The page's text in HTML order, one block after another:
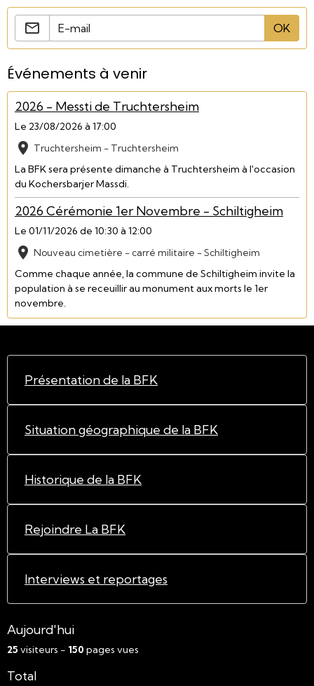
OK
Événements à venir
2026 - Messti de Truchtersheim
Le 23/08/2026 à 17:00
Truchtersheim - Truchtersheim
La BFK sera présente dimanche à Truchtersheim à l'occasion
du Kochersbarjer Massdi.
2026 Cérémonie 1er Novembre - Schiltigheim
Le 01/11/2026 de 10:30 à 12:00
Nouveau cimetière - carré militaire - Schiltigheim
Comme chaque année, la commune de Schiltigheim invite la
population à se receuillir au monument aux morts le 1er
novembre.
Présentation de la BFK
Situation géographique de la BFK
Historique de la BFK
Rejoindre La BFK
Interviews et reportages
Aujourd'hui
25 visiteurs - 150 pages vues
Total